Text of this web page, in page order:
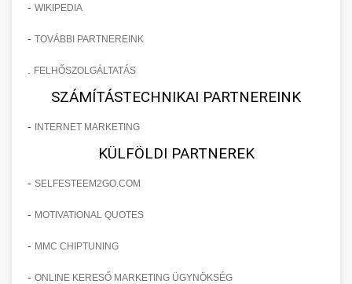
- WIKIPEDIA
- TOVÁBBI PARTNEREINK
FELHŐSZOLGÁLTATÁS
SZÁMÍTÁSTECHNIKAI PARTNEREINK
- INTERNET MARKETING
KÜLFÖLDI PARTNEREK
- SELFESTEEM2GO.COM
- MOTIVATIONAL QUOTES
- MMC CHIPTUNING
- ONLINE KERESŐ MARKETING ÜGYNÖKSÉG